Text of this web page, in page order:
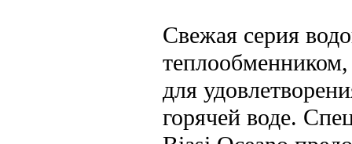
Свежая серия
для
горячей воде.